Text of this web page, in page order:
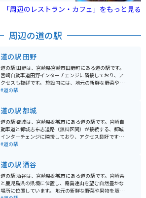
「周辺のレストラン・カフェ」をもっと見る
周辺の道の駅
道の駅 田野
道の駅 田野は、宮崎県宮崎市田野町にある道の駅です。
宮崎自動車道田野インターチェンジに隣接しており、ア
クセスも抜群です。 施設内には、地元の新鮮な野菜や果
物を販売する農産物直売所や、宮崎牛や地鶏などの特産
は、チキン南蛮定食や冷や汁定食です。 バイクで訪れる
場合は、道の駅 田野に隣接する田野インターチェンジか
ら降りてすぐなので、アクセスも便利です。広い駐車場
があるので、バイクを停める場所にも困りません。 道の
駅 田野は、宮崎観光の拠点としてもおすすめです。周辺
#道の駅
道の駅 都城
道の駅 都城は、宮崎県都城市にある道の駅です。宮崎自
動車道と都城志布志道路（無料区間）が接続する、都城
インターチェンジに隣接しており、アクセス良好です。
周辺には、都城島津家の居城跡である都城島津邸や、国
販売する物産館や、都城のブランド豚「霧島山麓豚」を
使った料理などを楽しめるレストランがあります。 バイ
クで訪れる場合、駐車場も広々としているため安心で
す。都城インターチェンジからすぐの場所にあるため、
ツーリングの休憩場所としても最適です。 都城は、肉と
#道の駅
道の駅 酒谷
道の駅 酒谷は、宮崎県都城市にある道の駅です。宮崎県
と鹿児島県の県境に位置し、霧島連山を望む自然豊かな
場所に位置しています。 地元の新鮮な野菜や果物を販売